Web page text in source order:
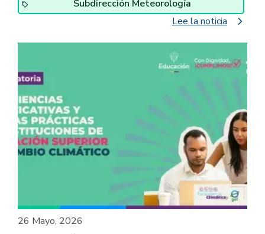
Subdirección Meteorología
Lee la noticia
navigate_next
26 Mayo, 2026